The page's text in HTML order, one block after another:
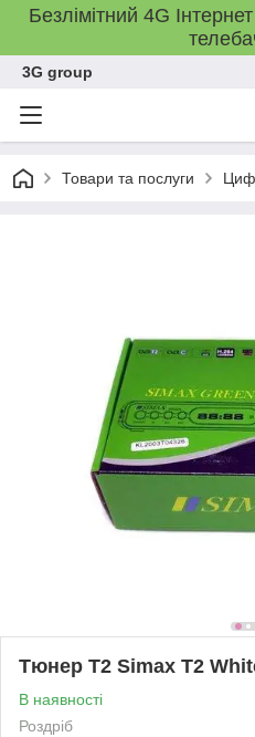
Безлімітний 4G
3G group
Товари та послуги
Тюнер Т2 Simax T2
В наявності
Роздріб